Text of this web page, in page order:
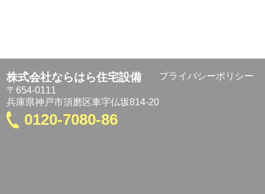
株式会社ならはら住宅設備
〒654-0111
兵庫県神戸市須磨区車字仏坂814-20
0120-7080-86
プライバシーポリシー